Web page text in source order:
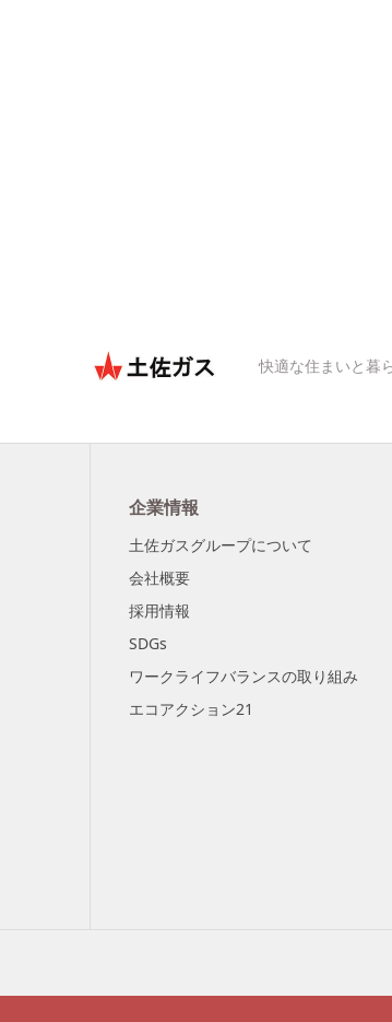
快適な住まいと暮
企業情報
土佐ガスグループについて
会社概要
採用情報
SDGs
ワークライフバランスの取り組み
エコアクション21